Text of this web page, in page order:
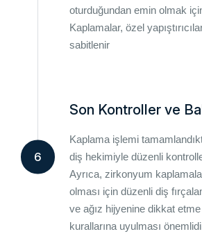
oturduğundan emin olmak
Kaplamalar, özel
sabitlenir
6
Son Kontroller ve
Kaplama işlemi
diş hekimiyle düzenli
Ayrıca, zirkonyum
olması için düzenli diş
ve ağız hijyenine dikkat etme
kurallarına uyulması